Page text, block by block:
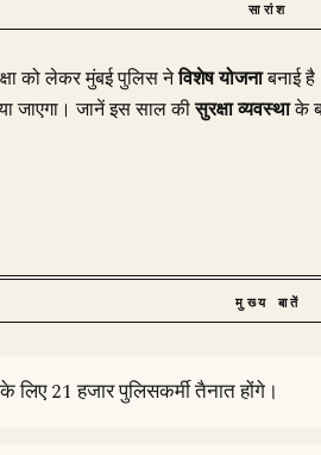
सारांश
को लेकर मुंबई पुलिस नेविशेष योजनाबनाई
जाएगा। जानें इस साल कीसुरक्षा व्यवस्थाके
मुख्य बातें
लिए 21 हजार पुलिसकर्मी तैनात होंगे।